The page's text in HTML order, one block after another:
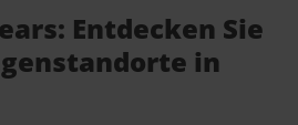
Entdecken Sie
in